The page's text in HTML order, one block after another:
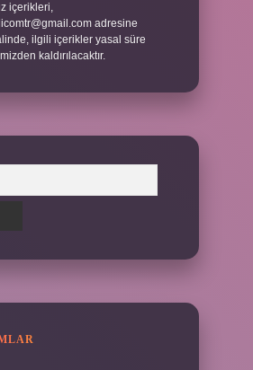
içerikleri,
adresine
ilgili içerikler yasal süre
kaldırılacaktır.